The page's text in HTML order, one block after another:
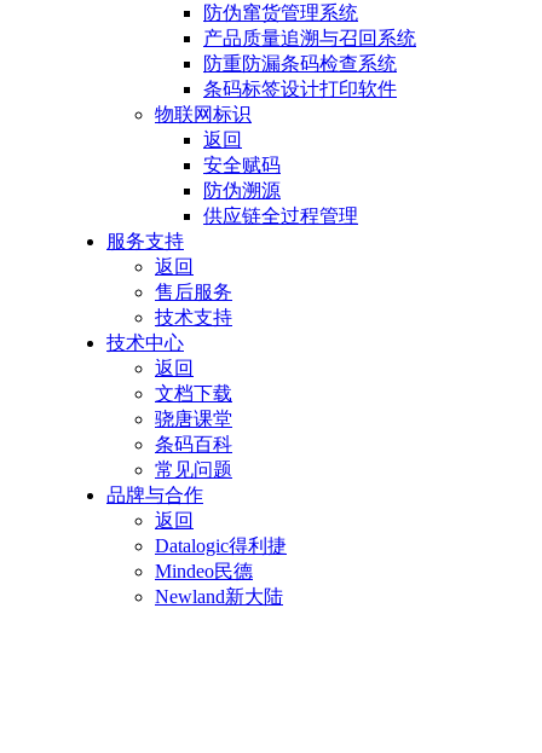
防伪窜货管理系统
产品质量追溯与召回系统
防重防漏条码检查系统
条码标签设计打印软件
物联网标识
返回
安全赋码
防伪溯源
供应链全过程管理
服务支持
返回
售后服务
技术支持
技术中心
返回
文档下载
骁唐课堂
条码百科
常见问题
品牌与合作
返回
Datalogic得利捷
Mindeo民德
Newland新大陆